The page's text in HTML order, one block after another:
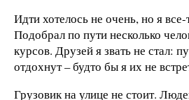
Идти хотелось не очень, но я
Подобрал по пути несколько
курсов. Друзей я звать не стал:
отдохнут – будто бы я их не
Грузовик на улице не стоит.